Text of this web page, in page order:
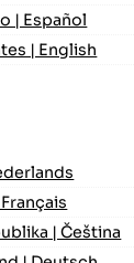
| Español
| English
| Čeština